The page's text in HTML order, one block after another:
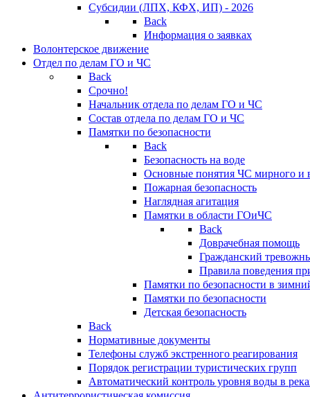
Субсидии (ЛПХ, КФХ, ИП) - 2026
Back
Информация о заявках
Волонтерское движение
Отдел по делам ГО и ЧС
Back
Срочно!
Начальник отдела по делам ГО и ЧС
Состав отдела по делам ГО и ЧС
Памятки по безопасности
Back
Безопасность на воде
Основные понятия ЧС мирного и
Пожарная безопасность
Наглядная агитация
Памятки в области ГОиЧС
Back
Доврачебная помощь
Гражданский
Правила поведения
Памятки по безопасности в
Памятки по безопасности
Детская безопасность
Back
Нормативные документы
Телефоны служб экстренного реагирования
Порядок регистрации туристических групп
Автоматический контроль уровня воды в